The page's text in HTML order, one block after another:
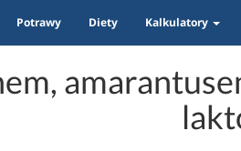
Potrawy Diety Kalkulatory